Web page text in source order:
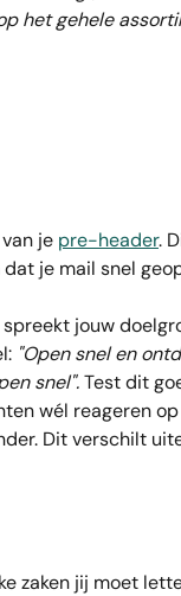
het gehele
je pre-header.
dat je mail snel
jouw
"Open snel en
snel". Test dit
wél reageren
Dit verschilt
zaken jij moet